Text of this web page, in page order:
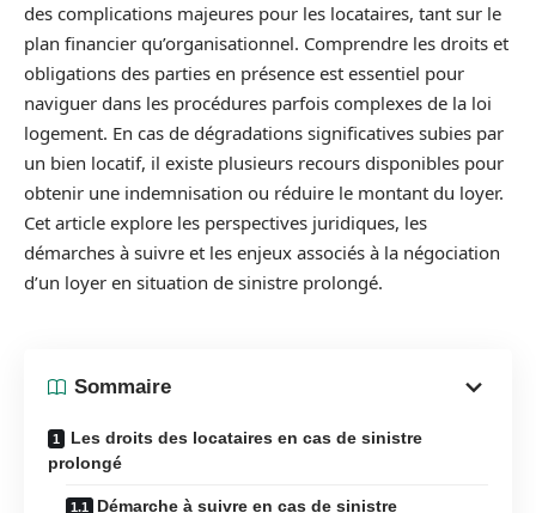
des complications majeures pour les locataires, tant sur le
plan financier qu’organisationnel. Comprendre les droits et
obligations des parties en présence est essentiel pour
naviguer dans les procédures parfois complexes de la loi
logement. En cas de dégradations significatives subies par
un bien locatif, il existe plusieurs recours disponibles pour
obtenir une indemnisation ou réduire le montant du loyer.
Cet article explore les perspectives juridiques, les
démarches à suivre et les enjeux associés à la négociation
d’un loyer en situation de sinistre prolongé.
Sommaire
Les droits des locataires en cas de sinistre
prolongé
Démarche à suivre en cas de sinistre